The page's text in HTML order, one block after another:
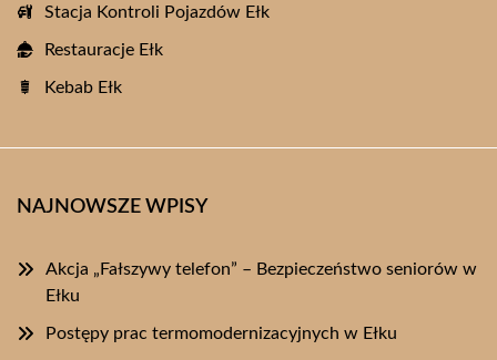
Stacja Kontroli Pojazdów Ełk
Restauracje Ełk
Kebab Ełk
NAJNOWSZE WPISY
Akcja „Fałszywy telefon” – Bezpieczeństwo seniorów w
Ełku
Postępy prac termomodernizacyjnych w Ełku